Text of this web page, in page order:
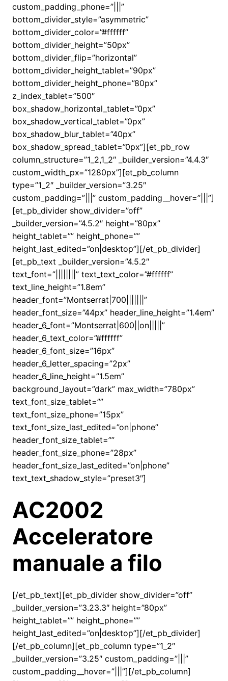
custom_padding_phone=”|||”
bottom_divider_style=”asymmetric”
bottom_divider_color=”#ffffff”
bottom_divider_height=”50px”
bottom_divider_flip=”horizontal”
bottom_divider_height_tablet=”90px”
bottom_divider_height_phone=”80px”
z_index_tablet=”500″
box_shadow_horizontal_tablet=”0px”
box_shadow_vertical_tablet=”0px”
box_shadow_blur_tablet=”40px”
box_shadow_spread_tablet=”0px”][et_pb_row
column_structure=”1_2,1_2″ _builder_version=”4.4.3″
custom_width_px=”1280px”][et_pb_column
type=”1_2″ _builder_version=”3.25″
custom_padding=”|||” custom_padding__hover=”|||”]
[et_pb_divider show_divider=”off”
_builder_version=”4.5.2″ height=”80px”
height_tablet=”” height_phone=””
height_last_edited=”on|desktop”][/et_pb_divider]
[et_pb_text _builder_version=”4.5.2″
text_font=”||||||||” text_text_color=”#ffffff”
text_line_height=”1.8em”
header_font=”Montserrat|700|||||||”
header_font_size=”44px” header_line_height=”1.4em”
header_6_font=”Montserrat|600||on|||||”
header_6_text_color=”#ffffff”
header_6_font_size=”16px”
header_6_letter_spacing=”2px”
header_6_line_height=”1.5em”
background_layout=”dark” max_width=”780px”
text_font_size_tablet=””
text_font_size_phone=”15px”
text_font_size_last_edited=”on|phone”
header_font_size_tablet=””
header_font_size_phone=”28px”
header_font_size_last_edited=”on|phone”
text_text_shadow_style=”preset3″]
AC2002
Acceleratore
manuale a filo
[/et_pb_text][et_pb_divider show_divider=”off”
_builder_version=”3.23.3″ height=”80px”
height_tablet=”” height_phone=””
height_last_edited=”on|desktop”][/et_pb_divider]
[/et_pb_column][et_pb_column type=”1_2″
_builder_version=”3.25″ custom_padding=”|||”
custom_padding__hover=”|||”][/et_pb_column]